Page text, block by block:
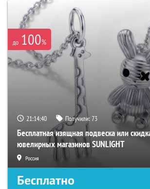
до 100%
21:14:40 Получили:73
Бесплатная изящная подвеска или
ювелирных магазинов SUNLIGHT
Россия
Бесплатно